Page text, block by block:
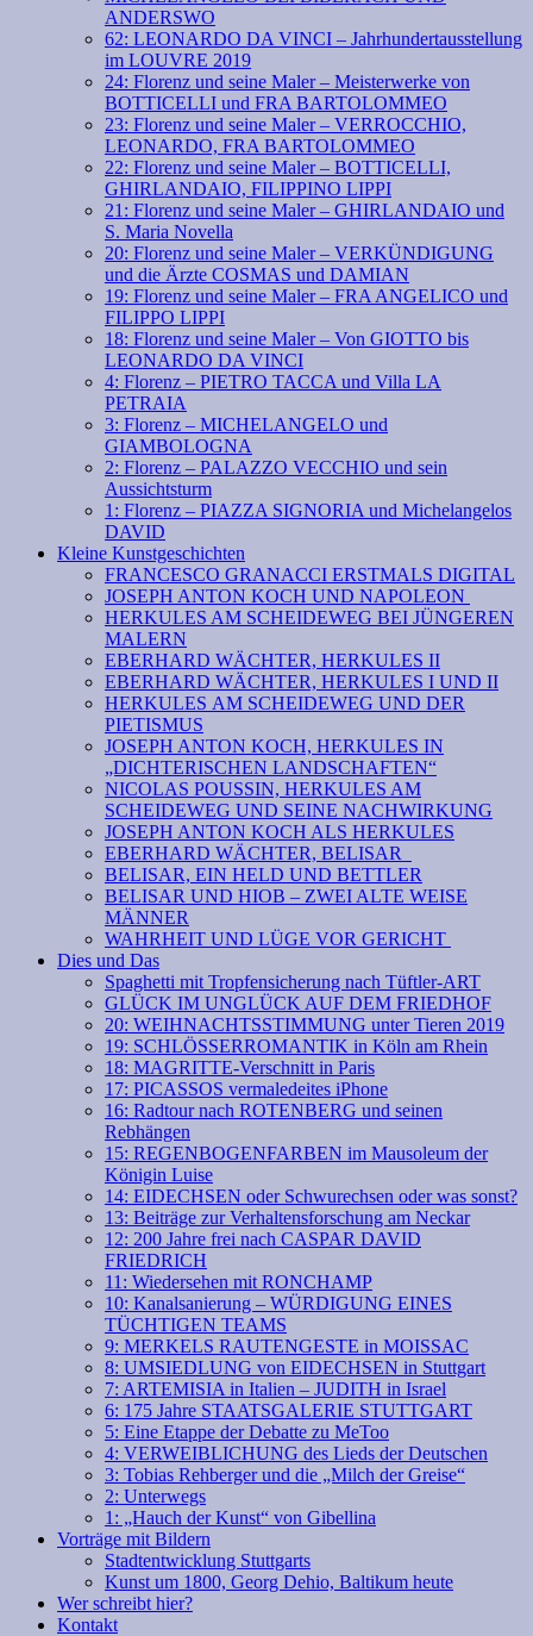
ANDERSWO
62: LEONARDO DA VINCI – Jahrhundertausstellung
im LOUVRE 2019
24: Florenz und seine Maler – Meisterwerke von
BOTTICELLI und FRA BARTOLOMMEO
23: Florenz und seine Maler – VERROCCHIO,
LEONARDO, FRA BARTOLOMMEO
22: Florenz und seine Maler – BOTTICELLI,
GHIRLANDAIO, FILIPPINO LIPPI
21: Florenz und seine Maler – GHIRLANDAIO und
S. Maria Novella
20: Florenz und seine Maler – VERKÜNDIGUNG
und die Ärzte COSMAS und DAMIAN
19: Florenz und seine Maler – FRA ANGELICO und
FILIPPO LIPPI
18: Florenz und seine Maler – Von GIOTTO bis
LEONARDO DA VINCI
4: Florenz – PIETRO TACCA und Villa LA
PETRAIA
3: Florenz – MICHELANGELO und
GIAMBOLOGNA
2: Florenz – PALAZZO VECCHIO und sein
Aussichtsturm
1: Florenz – PIAZZA SIGNORIA und Michelangelos
DAVID
Kleine Kunstgeschichten
FRANCESCO GRANACCI ERSTMALS DIGITAL
JOSEPH ANTON KOCH UND NAPOLEON
HERKULES AM SCHEIDEWEG BEI JÜNGEREN
MALERN
EBERHARD WÄCHTER, HERKULES II
EBERHARD WÄCHTER, HERKULES I UND II
HERKULES AM SCHEIDEWEG UND DER
PIETISMUS
JOSEPH ANTON KOCH, HERKULES IN
„DICHTERISCHEN LANDSCHAFTEN“
NICOLAS POUSSIN, HERKULES AM
SCHEIDEWEG UND SEINE NACHWIRKUNG
JOSEPH ANTON KOCH ALS HERKULES
EBERHARD WÄCHTER, BELISAR
BELISAR, EIN HELD UND BETTLER
BELISAR UND HIOB – ZWEI ALTE WEISE
MÄNNER
WAHRHEIT UND LÜGE VOR GERICHT
Dies und Das
Spaghetti mit Tropfensicherung nach Tüftler-ART
GLÜCK IM UNGLÜCK AUF DEM FRIEDHOF
20: WEIHNACHTSSTIMMUNG unter Tieren 2019
19: SCHLÖSSERROMANTIK in Köln am Rhein
18: MAGRITTE-Verschnitt in Paris
17: PICASSOS vermaledeites iPhone
16: Radtour nach ROTENBERG und seinen
Rebhängen
15: REGENBOGENFARBEN im Mausoleum der
Königin Luise
14: EIDECHSEN oder Schwurechsen oder was sonst?
13: Beiträge zur Verhaltensforschung am Neckar
12: 200 Jahre frei nach CASPAR DAVID
FRIEDRICH
11: Wiedersehen mit RONCHAMP
10: Kanalsanierung – WÜRDIGUNG EINES
TÜCHTIGEN TEAMS
9: MERKELS RAUTENGESTE in MOISSAC
8: UMSIEDLUNG von EIDECHSEN in Stuttgart
7: ARTEMISIA in Italien – JUDITH in Israel
6: 175 Jahre STAATSGALERIE STUTTGART
5: Eine Etappe der Debatte zu MeToo
4: VERWEIBLICHUNG des Lieds der Deutschen
3: Tobias Rehberger und die „Milch der Greise“
2: Unterwegs
1: „Hauch der Kunst“ von Gibellina
Vorträge mit Bildern
Stadtentwicklung Stuttgarts
Kunst um 1800, Georg Dehio, Baltikum heute
Wer schreibt hier?
Kontakt